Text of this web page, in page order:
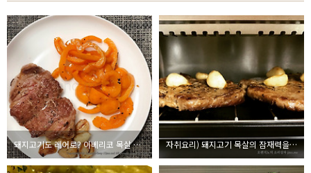
돼지고기도 레어로? 이베리코 목살 스테이크로 기분 내기 자취요리) 돼지고기 목살의 잠재력을 극대화시켜주는 스테이크 구이